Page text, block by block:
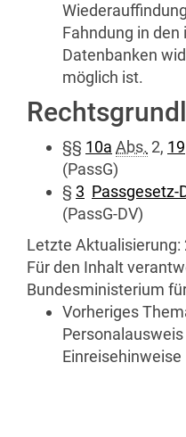
Fahndung in
Datenbanken
möglich ist.
§§ 10a Abs. 2, 19
(PassG)
§ 3 Passgesetz-
(PassG-DV)
Letzte Aktualisierung:
Für den Inhalt
Bundesministerium
Vorheriges
Einreisehinweise